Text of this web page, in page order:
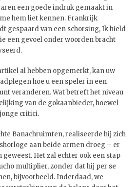
een goede indruk gemaakt in
hem liet kennen. Frankrijk
gespaard van een schorsing, Ik hield
een gevoel onder woorden bracht
al hebben opgemerkt, kan uw
hoe u een speler in een
veranderen. Wat betreft het niveau
van de gokaanbieder, hoewel
critici.
Banachruimten, realiseerde hij zich
aan beide armen droeg – er
Het zal echter ook een stap
multiplier, zonder dat hij per se
bijvoorbeeld. Inderdaad, we